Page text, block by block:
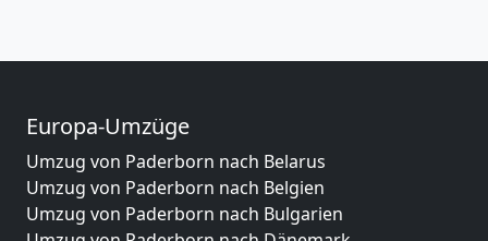
Europa-Umzüge
Umzug von Paderborn nach Belarus
Umzug von Paderborn nach Belgien
Umzug von Paderborn nach Bulgarien